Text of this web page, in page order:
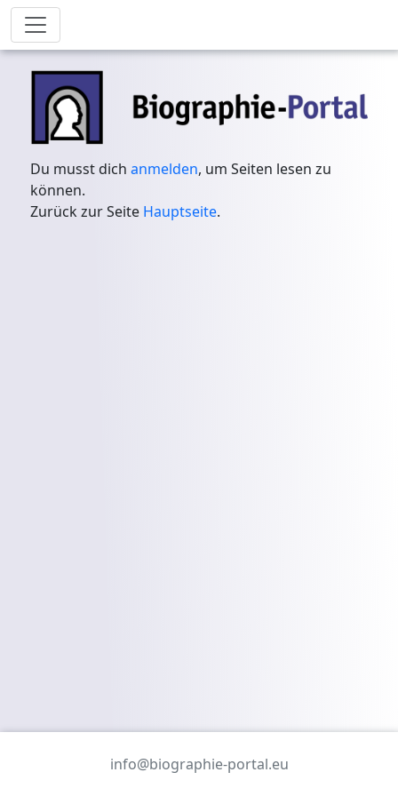
Du musst dichanmelden, um Seiten lesen zu
können.
Zurück zur Seite Hauptseite.
info@biographie-portal.eu